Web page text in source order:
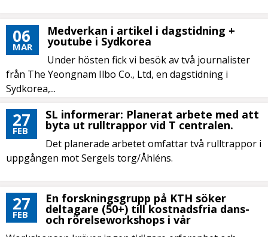
06
MAR
Medverkan i artikel i dagstidning +
youtube i Sydkorea
Under hösten fick vi besök av två journalister
från The Yeongnam Ilbo Co., Ltd, en dagstidning i
Sydkorea,...
27
FEB
SL informerar: Planerat arbete med att
byta ut rulltrappor vid T centralen.
Det planerade arbetet omfattar två rulltrappor i
uppgången mot Sergels torg/Åhléns.
27
FEB
En forskningsgrupp på KTH söker
deltagare (50+) till kostnadsfria dans-
och rörelseworkshops i vår